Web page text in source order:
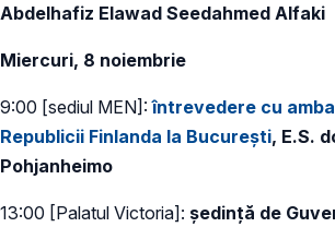
Abdelhafiz Elawad Seedahmed Alfaki
Miercuri, 8 noiembrie
9:00 [sediul MEN]:întrevedere cu
Republicii Finlanda la București, E.S.
Pohjanheimo
13:00 [Palatul Victoria]: ședință de